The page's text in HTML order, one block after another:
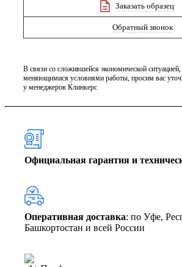
Заказать образец
Обратный звонок
В связи со сложившейся экономической
меняющимися условиями работы, просим вас
у менеджеров Клинкерс
Официальная гарантия и
Оперативная доставка: по Уфе,
Башкортостан и всей России